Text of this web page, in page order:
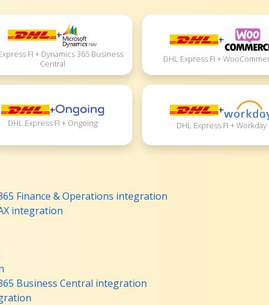
+
FI + Dynamics 365 Business
Central
+
DHL Express FI +
+
DHL Express FI + Ongoing
+
DHL Express FI + Workday
Finance & Operations integration
integration
Business Central integration